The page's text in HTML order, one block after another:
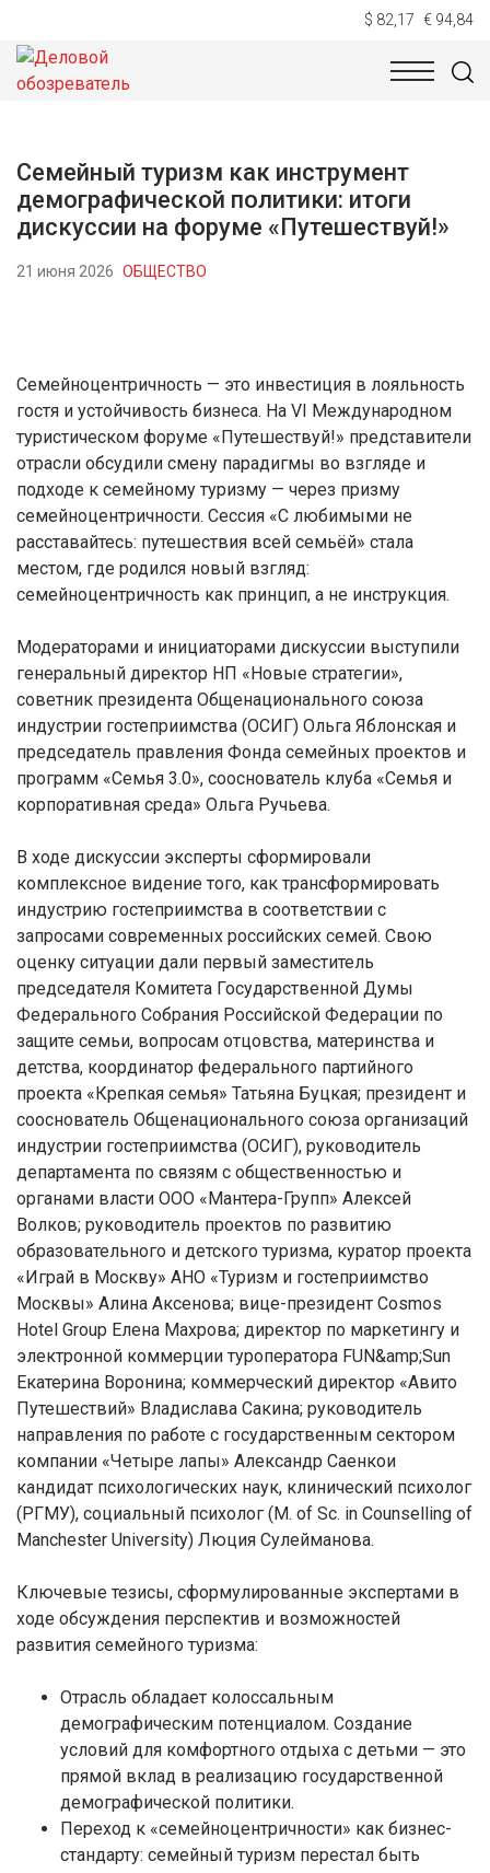
$ 82,17 € 94,84
НОВОСТИ
Семейный туризм как инструмент
демографической политики: итоги
дискуссии на форуме «Путешествуй!»
21 июня 2026 ОБЩЕСТВО
Семейноцентричность — это инвестиция в лояльность
гостя и устойчивость бизнеса. На VI Международном
туристическом форуме «Путешествуй!» представители
отрасли обсудили смену парадигмы во взгляде и
подходе к семейному туризму — через призму
семейноцентричности. Сессия «С любимыми не
расставайтесь: путешествия всей семьёй» стала
местом, где родился новый взгляд:
семейноцентричность как принцип, а не инструкция.
Модераторами и инициаторами дискуссии выступили
генеральный директор НП «Новые стратегии»,
советник президента Общенационального союза
индустрии гостеприимства (ОСИГ) Ольга Яблонская и
председатель правления Фонда семейных проектов и
программ «Семья 3.0», сооснователь клуба «Семья и
корпоративная среда» Ольга Ручьева.
В ходе дискуссии эксперты сформировали
комплексное видение того, как трансформировать
индустрию гостеприимства в соответствии с
запросами современных российских семей. Свою
оценку ситуации дали первый заместитель
председателя Комитета Государственной Думы
Федерального Собрания Российской Федерации по
защите семьи, вопросам отцовства, материнства и
детства, координатор федерального партийного
проекта «Крепкая семья» Татьяна Буцкая; президент и
сооснователь Общенационального союза организаций
индустрии гостеприимства (ОСИГ), руководитель
департамента по связям с общественностью и
органами власти ООО «Мантера-Групп» Алексей
Волков; руководитель проектов по развитию
образовательного и детского туризма, куратор проекта
«Играй в Москву» АНО «Туризм и гостеприимство
Москвы» Алина Аксенова; вице-президент Cosmos
Hotel Group Елена Махрова; директор по маркетингу и
электронной коммерции туроператора FUN&amp;Sun
Екатерина Воронина; коммерческий директор «Авито
Путешествий» Владислава Сакина; руководитель
направления по работе с государственным сектором
компании «Четыре лапы» Александр Саенкои
кандидат психологических наук, клинический психолог
(РГМУ), социальный психолог (M. of Sc. in Counselling of
Manchester University) Люция Сулейманова.
Ключевые тезисы, сформулированные экспертами в
ходе обсуждения перспектив и возможностей
развития семейного туризма:
Отрасль обладает колоссальным
демографическим потенциалом. Создание
условий для комфортного отдыха с детьми — это
прямой вклад в реализацию государственной
демографической политики.
Переход к «семейноцентричности» как бизнес-
стандарту: семейный туризм перестал быть